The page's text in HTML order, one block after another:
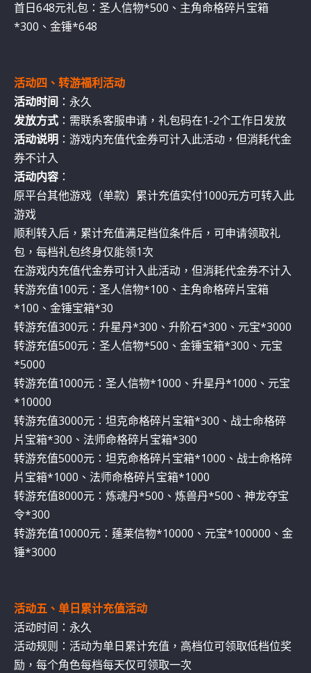
首日648元礼包：圣人信物*500、主角命格碎片宝箱
*300、金锤*648
活动四、转游福利活动
活动时间 ：永久
发放方式 ：需联系客服申请，礼包码在1-2个工作日发放
活动说明 ：游戏内充值代金券可计入此活动，但消耗代金
券不计入
活动内容 ：
原平台其他游戏（单款）累计充值实付1000元方可转入此
游戏
顺利转入后，累计充值满足档位条件后，可申请领取礼
包，每档礼包终身仅能领1次
在游戏内充值代金券可计入此活动，但消耗代金券不计入
转游充值100元：圣人信物*100、主角命格碎片宝箱
*100、金锤宝箱*30
转游充值300元：升星丹*300、升阶石*300、元宝*3000
转游充值500元：圣人信物*500、金锤宝箱*300、元宝
*5000
转游充值1000元：圣人信物*1000、升星丹*1000、元宝
*10000
转游充值3000元：坦克命格碎片宝箱*300、战士命格碎
片宝箱*300、法师命格碎片宝箱*300
转游充值5000元：坦克命格碎片宝箱*1000、战士命格碎
片宝箱*1000、法师命格碎片宝箱*1000
转游充值8000元：炼魂丹*500、炼兽丹*500、神龙夺宝
令*300
转游充值10000元：蓬莱信物*10000、元宝*100000、金
锤*3000
活动五、单日累计充值活动
活动时间：永久
活动规则：活动为单日累计充值，高档位可领取低档位奖
励，每个角色每档每天仅可领取一次